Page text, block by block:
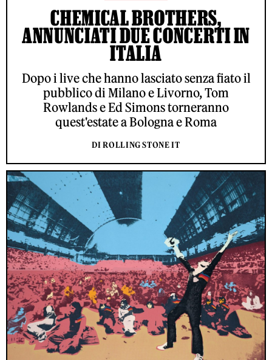
CHEMICAL BROTHERS,
ANNUNCIATI DUE CONCERTI IN
ITALIA
Dopo i live che hanno lasciato senza fiato il
pubblico di Milano e Livorno, Tom
Rowlands e Ed Simons torneranno
quest'estate a Bologna e Roma
DI ROLLING STONE IT